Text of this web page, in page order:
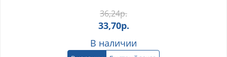
36,24р.
33,70р.
В наличии